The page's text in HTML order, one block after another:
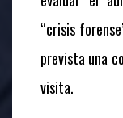
“crisis
prevista una
visita.